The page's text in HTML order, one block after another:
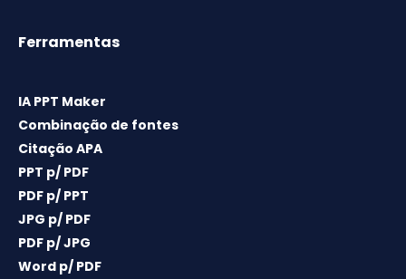
Ferramentas
IA PPT Maker
Combinação de fontes
Citação APA
PPT p/ PDF
PDF p/ PPT
JPG p/ PDF
PDF p/ JPG
Word p/ PDF